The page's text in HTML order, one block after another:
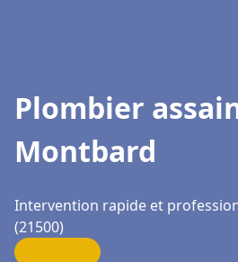
Plombier
Montbard
Intervention rapide et
(21500)